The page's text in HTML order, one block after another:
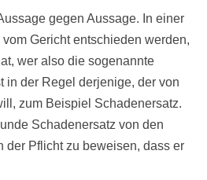
gegen Aussage. In einer
Gericht entschieden werden,
wer also die sogenannte
in der Regel derjenige, der von
zum Beispiel Schadenersatz.
Schadenersatz von den
der Pflicht zu beweisen, dass er